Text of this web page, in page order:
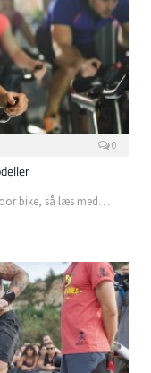
0
bike, så læs med…